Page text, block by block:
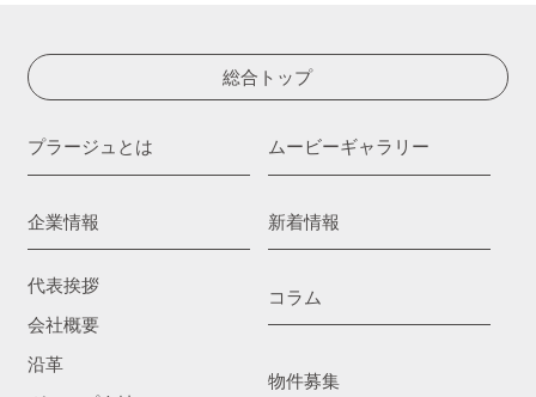
総合トップ
プラージュとは
企業情報
代表挨拶
会社概要
沿革
ムービーギャラリー
新着情報
コラム
物件募集